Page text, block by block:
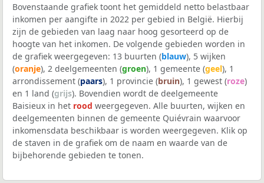
Bovenstaande grafiek toont het gemiddeld netto belastbaar
inkomen per aangifte in 2022 per gebied in België. Hierbij
zijn de gebieden van laag naar hoog gesorteerd op de
hoogte van het inkomen. De volgende gebieden worden in
de grafiek weergegeven: 13 buurten (blauw), 5 wijken
(oranje), 2 deelgemeenten (groen), 1 gemeente (geel), 1
arrondissement (paars), 1 provincie (bruin), 1 gewest (roze)
en 1 land (grijs). Bovendien wordt de deelgemeente
Baisieux in het rood weergegeven. Alle buurten, wijken en
deelgemeenten binnen de gemeente Quiévrain waarvoor
inkomensdata beschikbaar is worden weergegeven. Klik op
de staven in de grafiek om de naam en waarde van de
bijbehorende gebieden te tonen.